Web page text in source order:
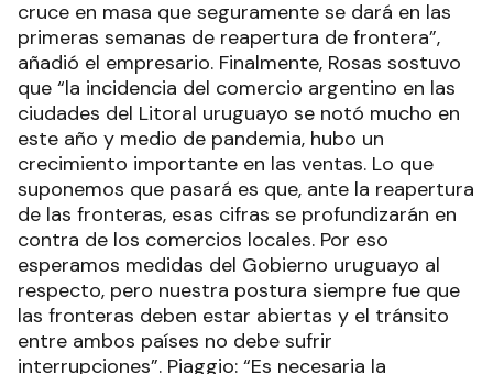
cruce en masa que seguramente se dará en las
primeras semanas de reapertura de frontera”,
añadió el empresario. Finalmente, Rosas sostuvo
que “la incidencia del comercio argentino en las
ciudades del Litoral uruguayo se notó mucho en
este año y medio de pandemia, hubo un
crecimiento importante en las ventas. Lo que
suponemos que pasará es que, ante la reapertura
de las fronteras, esas cifras se profundizarán en
contra de los comercios locales. Por eso
esperamos medidas del Gobierno uruguayo al
respecto, pero nuestra postura siempre fue que
las fronteras deben estar abiertas y el tránsito
entre ambos países no debe sufrir
interrupciones”. Piaggio: “Es necesaria la